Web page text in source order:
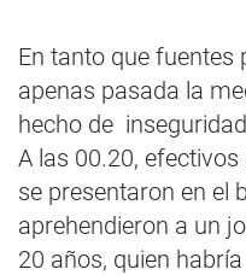
En tanto que fuentes
apenas pasada la
hecho de
A las 00.20,
se presentaron en el
aprehendieron a un
20 años, quien